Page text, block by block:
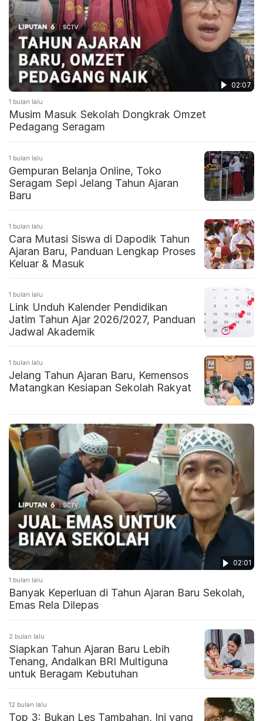
02:07
1 bulan lalu
Musim Masuk Sekolah Dongkrak Omzet
Pedagang Seragam
1 bulan lalu
Gempuran Belanja Online, Toko
Seragam Sepi Jelang Tahun Ajaran
Baru
1 bulan lalu
Cara Mutasi Siswa di Dapodik Tahun
Ajaran Baru, Panduan Lengkap Proses
Keluar & Masuk
1 bulan lalu
Link Unduh Kalender Pendidikan
Jatim Tahun Ajar 2026/2027, Panduan
Jadwal Akademik
1 bulan lalu
Jelang Tahun Ajaran Baru, Kemensos
Matangkan Kesiapan Sekolah Rakyat
02:01
1 bulan lalu
Banyak Keperluan di Tahun Ajaran Baru Sekolah,
Emas Rela Dilepas
2 bulan lalu
Siapkan Tahun Ajaran Baru Lebih
Tenang, Andalkan BRI Multiguna
untuk Beragam Kebutuhan
12 bulan lalu
Top 3: Bukan Les Tambahan, Ini yang